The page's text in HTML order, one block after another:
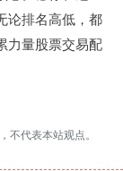
论排名高低，都
力量股票交易配
不代表本站观点。